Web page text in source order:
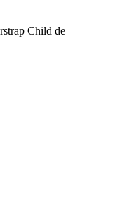
Child de